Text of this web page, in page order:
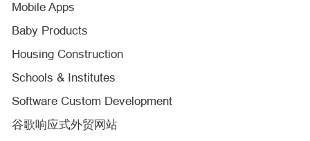
Mobile Apps
Baby Products
Housing Construction
Schools & Institutes
Software Custom Development
谷歌响应式外贸网站